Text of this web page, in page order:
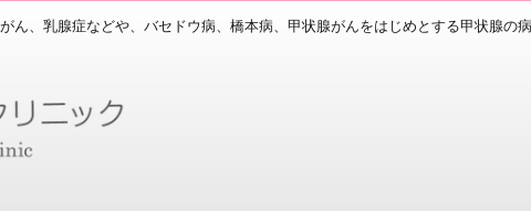
、乳腺症などや、バセドウ病、橋本病、甲状腺がんをはじめとする甲状腺の病